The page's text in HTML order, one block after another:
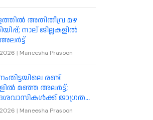
അതിതീവ്ര മഴ
നാല് ജില്ലകളിൽ
| Maneesha Prasoon
രണ്ട്
മഞ്ഞ അലർട്ട്;
ജാഗ്രത
| Maneesha Prasoon